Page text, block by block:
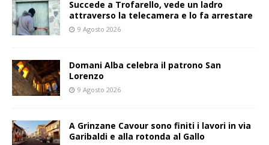
Succede a Trofarello, vede un ladro
attraverso la telecamera e lo fa arrestare
9 Agosto 2026
Domani Alba celebra il patrono San
Lorenzo
9 Agosto 2026
A Grinzane Cavour sono finiti i lavori in via
Garibaldi e alla rotonda al Gallo